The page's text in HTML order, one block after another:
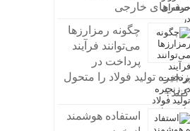
سفرهای خارجی
چگونه رمزارزها
می‌توانند فرآیند
پرداخت در
زنجیره تولید فولاد را متحول
کنند؟
استفاده هوشمند